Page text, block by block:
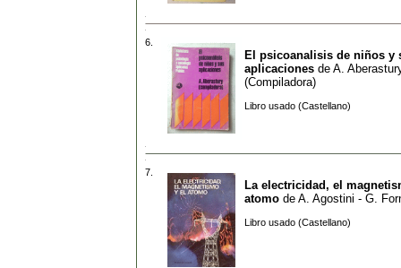
6.
El psicoanalisis de niños y
aplicaciones de A.
(Compiladora)
Libro usado (Castellano)
7.
La electricidad, el
atomo de A. Agostini - G.
Libro usado (Castellano)